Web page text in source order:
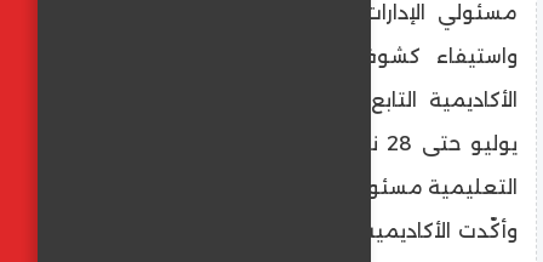
مسئولي الإدارات التعليمية بتجميع الملفات
واستيفاء كشوف البيانات وإرسالها إلى فرع
التعليمية مسئولية عدم تسليم الملفات.
وأكّدت الأكاديمية أنَّه على المديريات التعليمية